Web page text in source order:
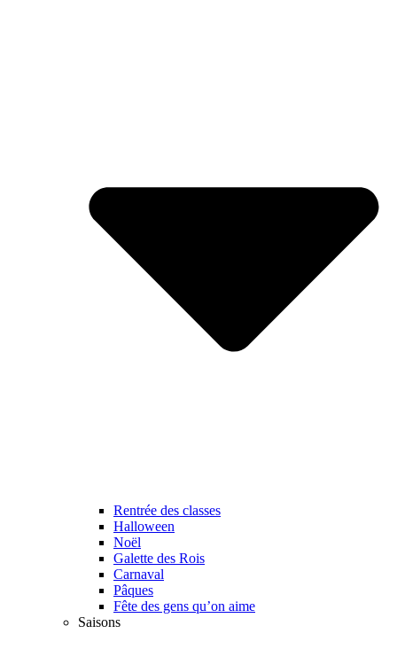
Rentrée des classes
Halloween
Noël
Galette des Rois
Carnaval
Pâques
Fête des gens qu’on aime
Saisons